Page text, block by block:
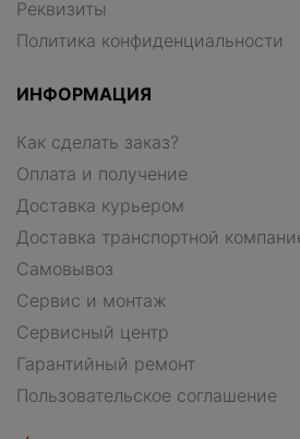
Реквизиты
Политика конфиденциальности
ИНФОРМАЦИЯ
Как сделать заказ?
Оплата и получение
Доставка курьером
Доставка транспортной
Самовывоз
Сервис и монтаж
Сервисный центр
Гарантийный ремонт
Пользовательское соглашение